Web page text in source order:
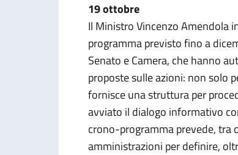
19 ottobre
Il Ministro Vincenzo Amendola
programma previsto fino a
Senato e Camera, che hanno
proposte sulle azioni: non solo
fornisce una struttura per
avviato il dialogo informativo
crono-programma prevede, tra
amministrazioni per definire,